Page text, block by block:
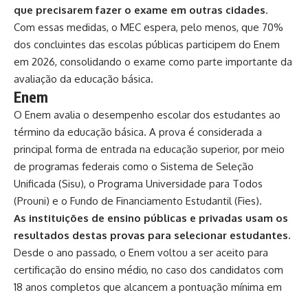
que precisarem fazer o exame em outras cidades.
Com essas medidas, o MEC espera, pelo menos, que 70%
dos concluintes das escolas públicas participem do Enem
em 2026, consolidando o exame como parte importante da
avaliação da educação básica.
Enem
O Enem avalia o desempenho escolar dos estudantes ao
término da educação básica. A prova é considerada a
principal forma de entrada na educação superior, por meio
de programas federais como o Sistema de Seleção
Unificada (Sisu), o Programa Universidade para Todos
(Prouni) e o Fundo de Financiamento Estudantil (Fies).
As instituições de ensino públicas e privadas usam os
resultados destas provas para selecionar estudantes.
Desde o ano passado, o Enem voltou a ser aceito para
certificação do ensino médio, no caso dos candidatos com
18 anos completos que alcancem a pontuação mínima em